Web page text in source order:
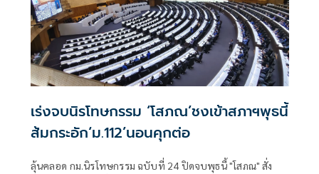
เร่งจบนิรโทษกรรม ‘โสภณ’ชงเข้าสภาฯพุธนี้
ส้มกระอัก‘ม.112’นอนคุกต่อ
ลุ้นคลอด กม.นิรโทษกรรม ฉบับที่ 24 ปิดจบพุธนี้ "โสภณ" สั่ง